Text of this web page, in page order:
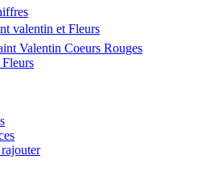
valentin et Fleurs
Valentin Coeurs Rouges